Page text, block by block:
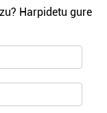
Harpidetu gure